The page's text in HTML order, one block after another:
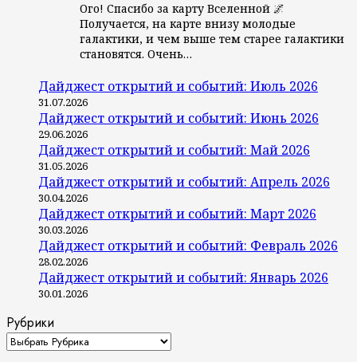
Ого! Спасибо за карту Вселенной 🌌
Получается, на карте внизу молодые
галактики, и чем выше тем старее галактики
становятся. Очень…
Дайджест открытий и событий: Июль 2026
31.07.2026
Дайджест открытий и событий: Июнь 2026
29.06.2026
Дайджест открытий и событий: Май 2026
31.05.2026
Дайджест открытий и событий: Апрель 2026
30.04.2026
Дайджест открытий и событий: Март 2026
30.03.2026
Дайджест открытий и событий: Февраль 2026
28.02.2026
Дайджест открытий и событий: Январь 2026
30.01.2026
Рубрики